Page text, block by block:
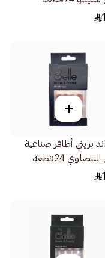
+
بريتي أظافر صناعية
24قطعة